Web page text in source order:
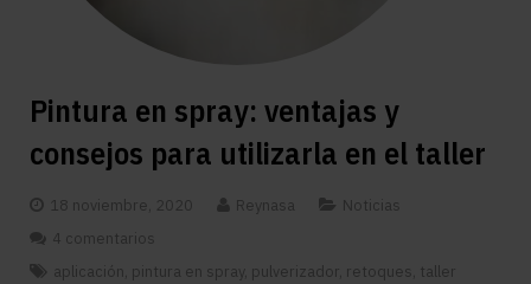
Pintura en spray: ventajas y
consejos para utilizarla en el taller
18 noviembre, 2020 Reynasa
Noticias
4 comentarios
aplicación pintura en spray pulverizador retoques
taller